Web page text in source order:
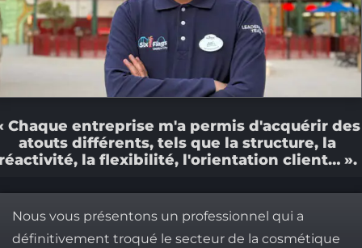
CONTACT
Chaque entreprise m'a permis d'acquérir des
atouts différents, tels que la structure, la
la flexibilité, l'orientation client… ».
Nous vous présentons un professionnel qui a
définitivement troqué le secteur de la cosmétique